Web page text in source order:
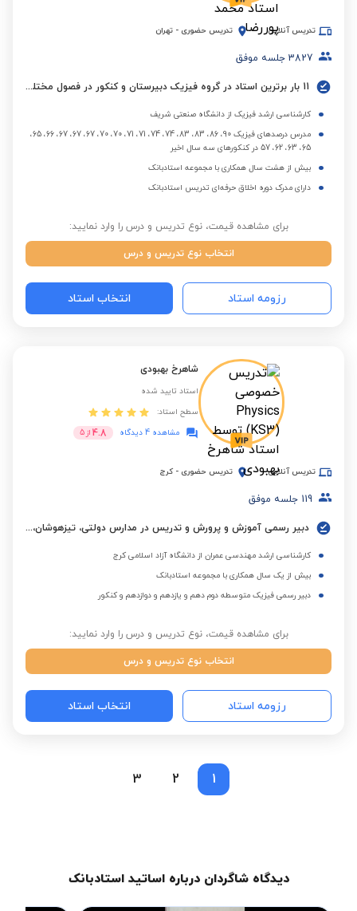
تدریس آنلاین تدریس حضوری - تهران
3827 جلسه موفق
11 بار برترین استاد در گروه فیزیک دبیرستان و کنکور در فصول مختلف
کارشناسی ارشد فیزیک از دانشگاه صنعتی شریف
مدرس درصدهای فیزیک 90، 86، 83، 83، 74، 74، 71، 71، 70، 70، 67، 67، 67، 66، 65،
65، 63، 62، 57 در کنکورهای سه سال اخیر
بیش از هشت سال همکاری با مجموعه استادبانک
دارای مدرک دوره اخلاق حرفه‌ای تدریس استادبانک
برای مشاهده قیمت، نوع تدریس و درس را وارد نمایید:
انتخاب نوع تدریس و درس
رزومه استاد انتخاب استاد
شاهرخ بهبودی
استاد تایید شده
سطح استاد:
مشاهده 4 دیدگاه
4.8 از 5
تدریس آنلاین تدریس حضوری - کرج
119 جلسه موفق
دبیر رسمی آموزش و پرورش و تدریس در مدارس دولتی، تیزهوشان، شهید سلطانی و سلام البرز
کارشناسی ارشد مهندسی عمران از دانشگاه آزاد اسلامی کرج
بیش از یک سال همکاری با مجموعه استادبانک
دبیر رسمی فیزیک متوسطه دوم دهم و یازدهم و دوازدهم و کنکور
برای مشاهده قیمت، نوع تدریس و درس را وارد نمایید:
انتخاب نوع تدریس و درس
رزومه استاد انتخاب استاد
1
2
3
دیدگاه شاگردان درباره اساتید استادبانک